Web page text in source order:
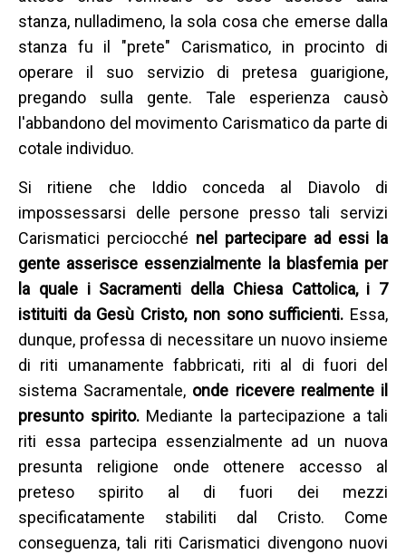
stanza, nulladimeno, la sola cosa che emerse dalla
stanza fu il "prete" Carismatico, in procinto di
operare il suo servizio di pretesa guarigione,
pregando sulla gente. Tale esperienza causò
l'abbandono del movimento Carismatico da parte di
cotale individuo.
Si ritiene che Iddio conceda al Diavolo di
impossessarsi delle persone presso tali servizi
Carismatici perciocché nel partecipare ad essi la
gente asserisce essenzialmente la blasfemia per
la quale i Sacramenti della Chiesa Cattolica, i 7
istituiti da Gesù Cristo, non sono sufficienti. Essa,
dunque, professa di necessitare un nuovo insieme
di riti umanamente fabbricati, riti al di fuori del
sistema Sacramentale, onde ricevere realmente il
presunto spirito. Mediante la partecipazione a tali
riti essa partecipa essenzialmente ad un nuova
presunta religione onde ottenere accesso al
preteso spirito al di fuori dei mezzi
specificatamente stabiliti dal Cristo. Come
conseguenza, tali riti Carismatici divengono nuovi